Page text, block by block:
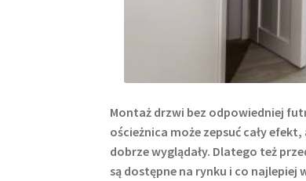
Montaż drzwi bez odpowiedniej
ościeżnica może zepsuć cały
dobrze wyglądały. Dlatego też
są dostępne na rynku i co najlepiej